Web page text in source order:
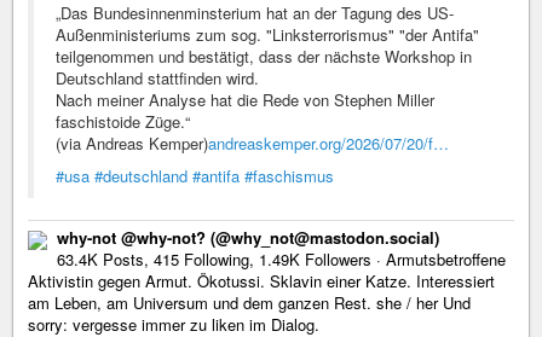
„Das Bundesinnenminsterium hat an der Tagung des US-
Außenministeriums zum sog. "Linksterrorismus" "der Antifa"
teilgenommen und bestätigt, dass der nächste Workshop in
Deutschland stattfinden wird.
Nach meiner Analyse hat die Rede von Stephen Miller
faschistoide Züge.“
(via Andreas Kemper)andreaskemper.org/2026/07/20/f…
#usa #deutschland #antifa #faschismus
why-not @why-not? (@why_not@mastodon.social)
63.4K Posts, 415 Following, 1.49K Followers · Armutsbetroffene
Aktivistin gegen Armut. Ökotussi. Sklavin einer Katze. Interessiert
am Leben, am Universum und dem ganzen Rest. she / her Und
sorry: vergesse immer zu liken im Dialog.